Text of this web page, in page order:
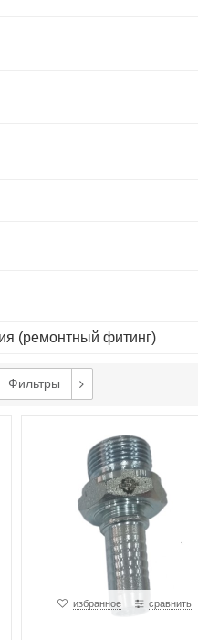
(ремонтный фитинг)
Фильтры
избранное сравнить